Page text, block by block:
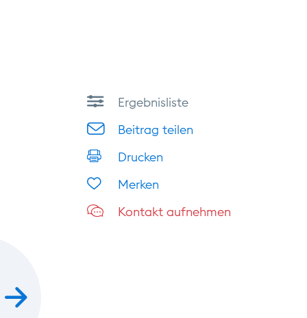
Ergebnisliste
Beitrag teilen
Drucken
Merken
Kontakt aufnehmen